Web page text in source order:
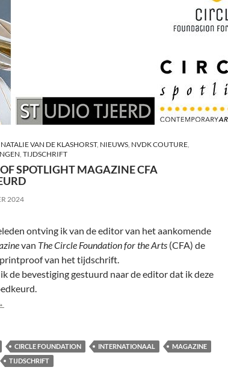
NATALIE VAN DE KLASHORST, NIEUWS, NVDK COUTURE,
, TIJDSCHRIFT
SPOTLIGHT MAGAZINE CFA
2024
ontving ik van de editor van het aankomende
van The Circle Foundation for the Arts (CFA) de
van het tijdschrift.
de bevestiging gestuurd naar de editor dat ik deze
Spotlight Magazine CFA goedgekeurd
CIRCLE FOUNDATION INTERNATIONAAL
MAGAZINE
TIJDSCHRIFT